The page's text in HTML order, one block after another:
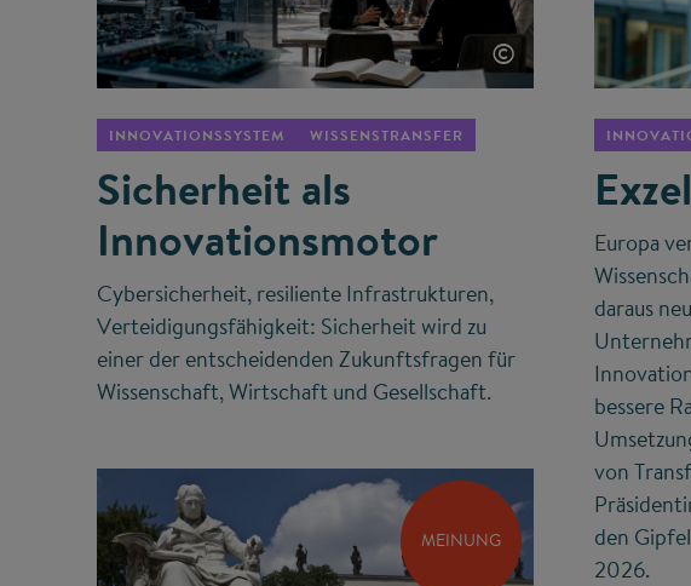
©
INNOVATIONSSYSTEM WISSENSTRANSFER
Sicherheit als
Innovationsmotor
Cybersicherheit, resiliente Infrastrukturen,
Verteidigungsfähigkeit: Sicherheit wird zu
einer der entscheidenden Zukunftsfragen für
Wissenschaft, Wirtschaft und Gesellschaft.
Europa
daraus
bessere
von
den
2026.
MEINUNG